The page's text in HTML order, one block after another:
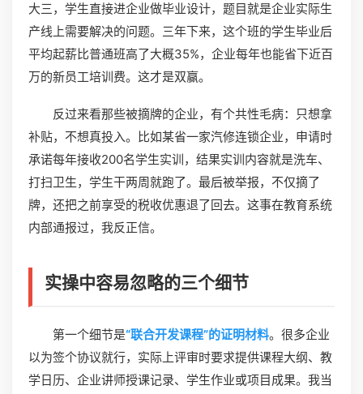
大三，学生直接进企业做毕业设计，题目就是企业实际生
产线上需要解决的问题。三年下来，这个班的学生毕业后
平均起薪比普通班高了大概35%，企业每年也能省下近百
万的新员工培训费。这才是双赢。
反过来看那些被摘牌的企业，有个共性毛病：只想拿
补贴，不想真投入。比如某省一家汽修连锁企业，申请时
承诺每年接收200名学生实训，结果实训内容就是洗车、
打扫卫生，学生干两周就跑了。最后被举报，不仅摘了
牌，还把之前享受的税收优惠退了回去。这事在教育系统
内部通报过，我反正信。
实操中容易忽略的三个细节
第一个细节是“联合开发课程”的证明材料。很多企业
以为签个协议就行，实际上评审时要求提供课程大纲、教
学日历、企业讲师授课记录、学生作业或项目成果。我当